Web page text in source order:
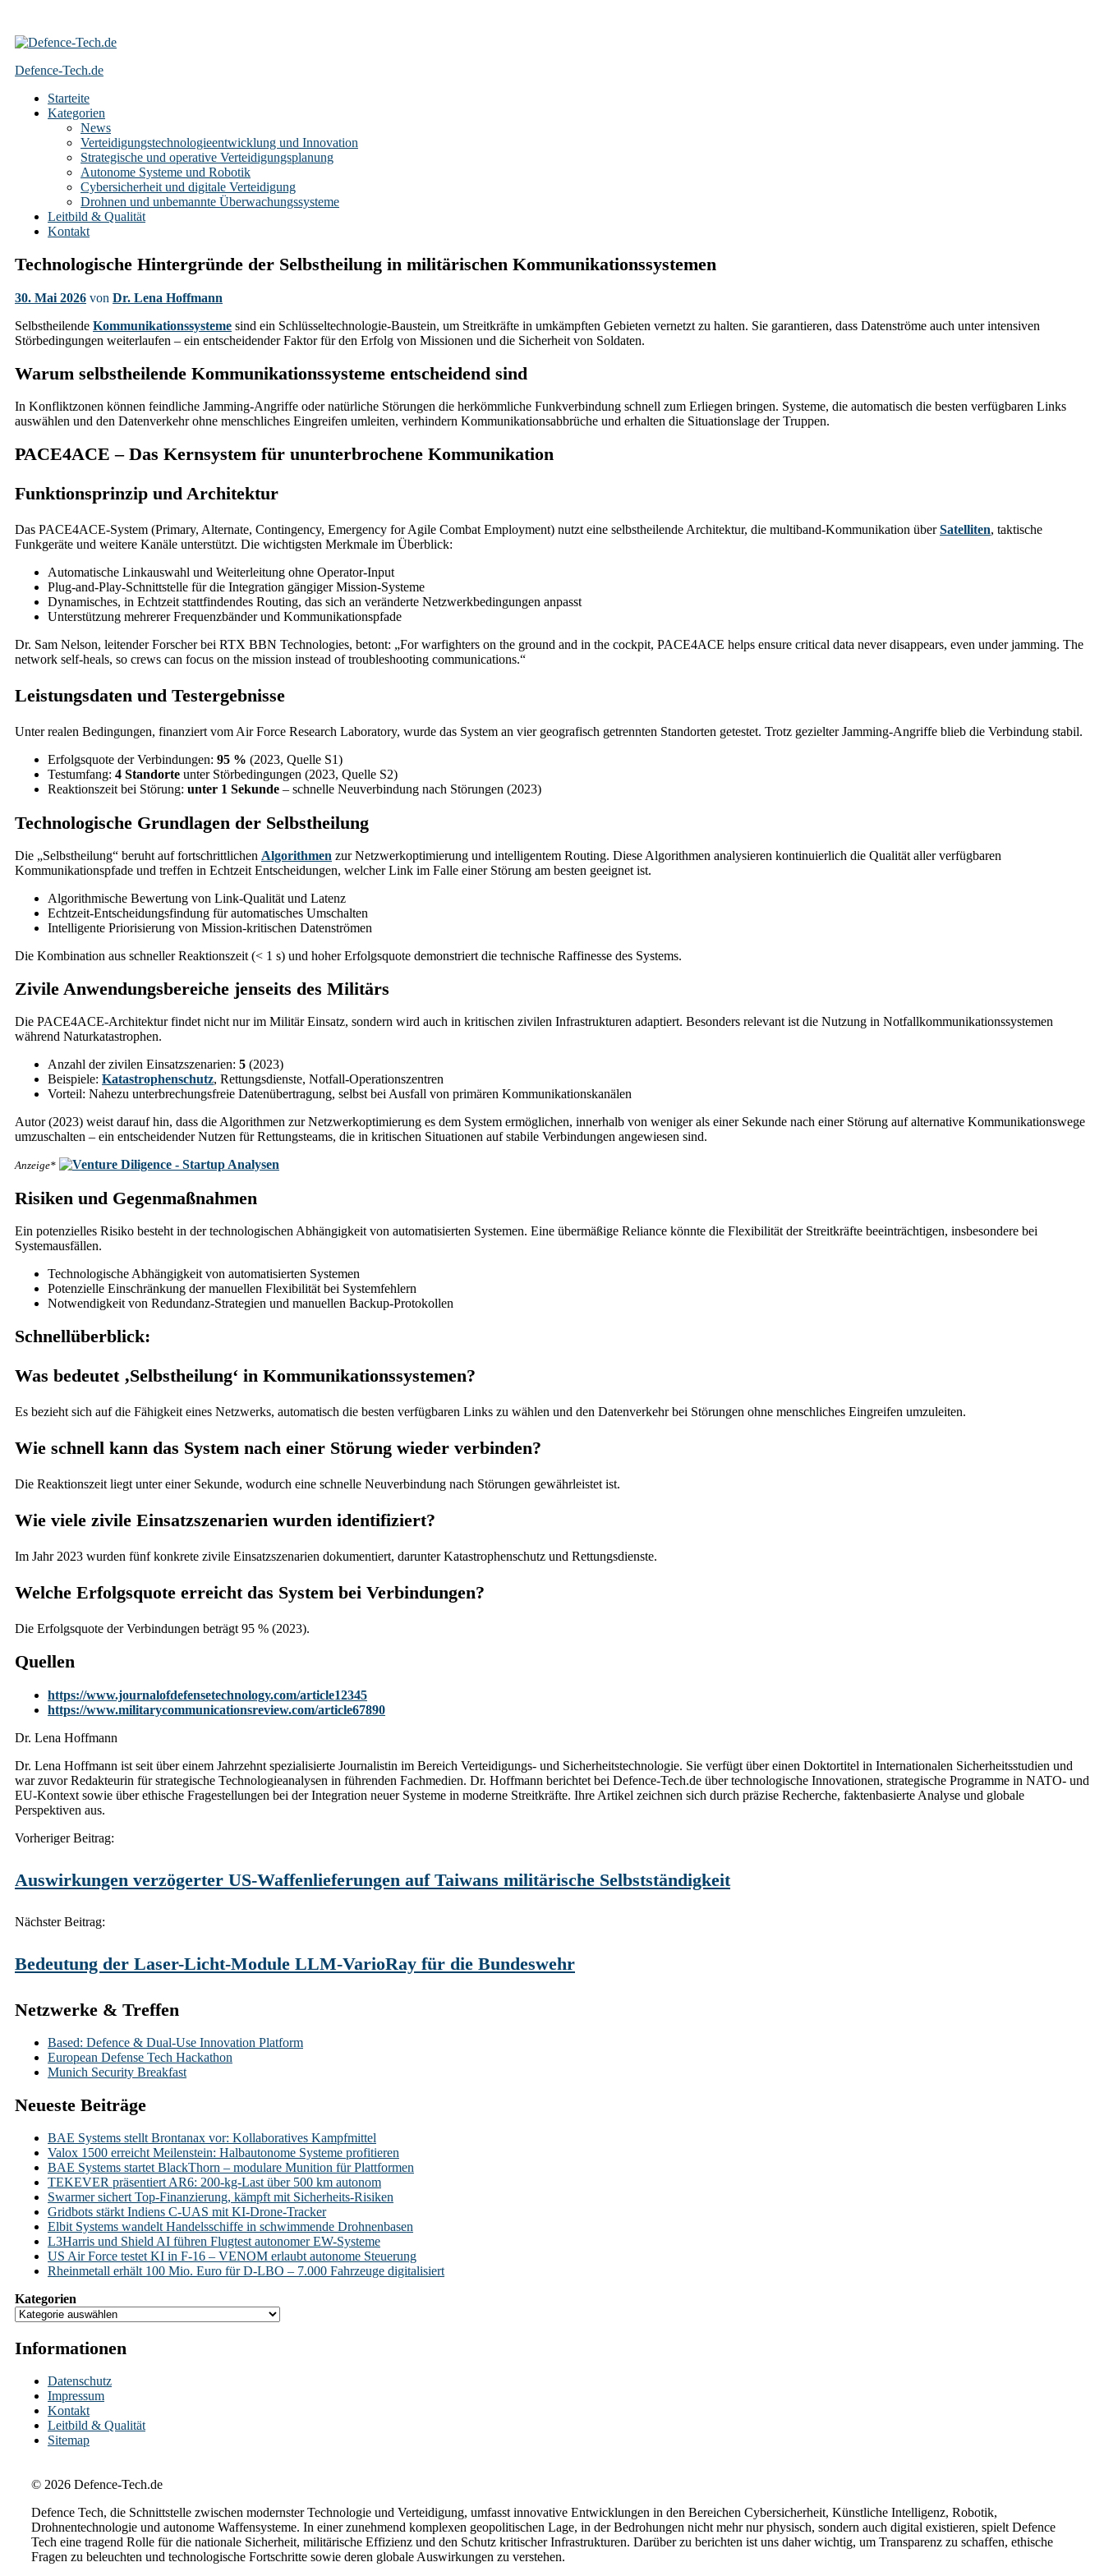
Skip
content
Defence-Tech.de
Starteite
Kategorien
News
Verteidigungstechnologieentwicklung und Innovation
Strategische und operative Verteidigungsplanung
Autonome Systeme und Robotik
Cybersicherheit und digitale Verteidigung
Drohnen und unbemannte Überwachungssysteme
Leitbild & Qualität
Kontakt
Technologische Hintergründe der Selbstheilung in militärischen Kommunikationssystemen
30. Mai 2026 von Dr. Lena Hoffmann
Selbstheilende Kommunikationssysteme sind ein Schlüsseltechnologie-Baustein, um Streitkräfte in umkämpften Gebieten vernetzt zu halten. Sie garantieren, dass Datenströme auch unter intensiven
Störbedingungen weiterlaufen – ein entscheidender Faktor für den Erfolg von Missionen und die Sicherheit von Soldaten.
Warum selbstheilende Kommunikationssysteme entscheidend sind
In Konfliktzonen können feindliche Jamming-Angriffe oder natürliche Störungen die herkömmliche Funkverbindung schnell zum Erliegen bringen. Systeme, die automatisch die besten verfügbaren Links
auswählen und den Datenverkehr ohne menschliches Eingreifen umleiten, verhindern Kommunikationsabbrüche und erhalten die Situationslage der Truppen.
PACE4ACE – Das Kernsystem für ununterbrochene Kommunikation
Funktionsprinzip und Architektur
Das PACE4ACE-System (Primary, Alternate, Contingency, Emergency for Agile Combat Employment) nutzt eine selbstheilende Architektur, die multiband-Kommunikation überSatelliten, taktische
Funkgeräte und weitere Kanäle unterstützt. Die wichtigsten Merkmale im Überblick:
Automatische Linkauswahl und Weiterleitung ohne Operator-Input
Plug-and-Play-Schnittstelle für die Integration gängiger Mission-Systeme
Dynamisches, in Echtzeit stattfindendes Routing, das sich an veränderte Netzwerkbedingungen anpasst
Unterstützung mehrerer Frequenzbänder und Kommunikationspfade
Dr. Sam Nelson, leitender Forscher bei RTX BBN Technologies, betont: „For warfighters on the ground and in the cockpit, PACE4ACE helps ensure critical data never disappears, even under jamming. The
network self-heals, so crews can focus on the mission instead of troubleshooting communications.“
Leistungsdaten und Testergebnisse
Unter realen Bedingungen, finanziert vom Air Force Research Laboratory, wurde das System an vier geografisch getrennten Standorten getestet. Trotz gezielter Jamming-Angriffe blieb die Verbindung stabil.
Erfolgsquote der Verbindungen: 95 % (2023, Quelle S1)
Testumfang: 4 Standorte unter Störbedingungen (2023, Quelle S2)
Reaktionszeit bei Störung: unter 1 Sekunde – schnelle Neuverbindung nach Störungen (2023)
Technologische Grundlagen der Selbstheilung
Die „Selbstheilung“ beruht auf fortschrittlichen Algorithmen zur Netzwerkoptimierung und intelligentem Routing. Diese Algorithmen analysieren kontinuierlich die Qualität aller verfügbaren
Kommunikationspfade und treffen in Echtzeit Entscheidungen, welcher Link im Falle einer Störung am besten geeignet ist.
Algorithmische Bewertung von Link-Qualität und Latenz
Echtzeit-Entscheidungsfindung für automatisches Umschalten
Intelligente Priorisierung von Mission-kritischen Datenströmen
Die Kombination aus schneller Reaktionszeit (< 1 s) und hoher Erfolgsquote demonstriert die technische Raffinesse des Systems.
Zivile Anwendungsbereiche jenseits des Militärs
Die PACE4ACE-Architektur findet nicht nur im Militär Einsatz, sondern wird auch in kritischen zivilen Infrastrukturen adaptiert. Besonders relevant ist die Nutzung in Notfallkommunikationssystemen
während Naturkatastrophen.
Anzahl der zivilen Einsatzszenarien: 5 (2023)
Beispiele: Katastrophenschutz, Rettungsdienste, Notfall-Operationszentren
Vorteil: Nahezu unterbrechungsfreie Datenübertragung, selbst bei Ausfall von primären Kommunikationskanälen
Autor (2023) weist darauf hin, dass die Algorithmen zur Netzwerkoptimierung es dem System ermöglichen, innerhalb von weniger als einer Sekunde nach einer Störung auf alternative Kommunikationswege
umzuschalten – ein entscheidender Nutzen für Rettungsteams, die in kritischen Situationen auf stabile Verbindungen angewiesen sind.
Anzeige*
Risiken und Gegenmaßnahmen
Ein potenzielles Risiko besteht in der technologischen Abhängigkeit von automatisierten Systemen. Eine übermäßige Reliance könnte die Flexibilität der Streitkräfte beeinträchtigen, insbesondere bei
Systemausfällen.
Technologische Abhängigkeit von automatisierten Systemen
Potenzielle Einschränkung der manuellen Flexibilität bei Systemfehlern
Notwendigkeit von Redundanz-Strategien und manuellen Backup-Protokollen
Schnellüberblick:
Was bedeutet ‚Selbstheilung‘ in Kommunikationssystemen?
Es bezieht sich auf die Fähigkeit eines Netzwerks, automatisch die besten verfügbaren Links zu wählen und den Datenverkehr bei Störungen ohne menschliches Eingreifen umzuleiten.
Wie schnell kann das System nach einer Störung wieder verbinden?
Die Reaktionszeit liegt unter einer Sekunde, wodurch eine schnelle Neuverbindung nach Störungen gewährleistet ist.
Wie viele zivile Einsatzszenarien wurden identifiziert?
Im Jahr 2023 wurden fünf konkrete zivile Einsatzszenarien dokumentiert, darunter Katastrophenschutz und Rettungsdienste.
Welche Erfolgsquote erreicht das System bei Verbindungen?
Die Erfolgsquote der Verbindungen beträgt 95 % (2023).
Quellen
https://www.journalofdefensetechnology.com/article12345
https://www.militarycommunicationsreview.com/article67890
Dr. Lena Hoffmann
Dr. Lena Hoffmann ist seit über einem Jahrzehnt spezialisierte Journalistin im Bereich Verteidigungs- und Sicherheitstechnologie. Sie verfügt über einen Doktortitel in Internationalen Sicherheitsstudien und
war zuvor Redakteurin für strategische Technologieanalysen in führenden Fachmedien. Dr. Hoffmann berichtet bei Defence-Tech.de über technologische Innovationen, strategische Programme in NATO- und
EU-Kontext sowie über ethische Fragestellungen bei der Integration neuer Systeme in moderne Streitkräfte. Ihre Artikel zeichnen sich durch präzise Recherche, faktenbasierte Analyse und globale
Perspektiven aus.
Post
Vorheriger Beitrag:
Auswirkungen verzögerter US-Waffenlieferungen auf Taiwans militärische Selbstständigkeit
Nächster Beitrag:
Bedeutung der Laser-Licht-Module LLM-VarioRay für die Bundeswehr
Netzwerke & Treffen
Based: Defence & Dual-Use Innovation Platform
European Defense Tech Hackathon
Munich Security Breakfast
Neueste Beiträge
BAE Systems stellt Brontanax vor: Kollaboratives Kampfmittel
Valox 1500 erreicht Meilenstein: Halbautonome Systeme profitieren
BAE Systems startet BlackThorn – modulare Munition für Plattformen
TEKEVER präsentiert AR6: 200-kg-Last über 500 km autonom
Swarmer sichert Top-Finanzierung, kämpft mit Sicherheits-Risiken
Gridbots stärkt Indiens C-UAS mit KI-Drone-Tracker
Elbit Systems wandelt Handelsschiffe in schwimmende Drohnenbasen
L3Harris und Shield AI führen Flugtest autonomer EW-Systeme
US Air Force testet KI in F-16 – VENOM erlaubt autonome Steuerung
Rheinmetall erhält 100 Mio. Euro für D-LBO – 7.000 Fahrzeuge digitalisiert
Kategorien
Informationen
Datenschutz
Impressum
Kontakt
Leitbild & Qualität
Sitemap
© 2026 Defence-Tech.de
Defence Tech, die Schnittstelle zwischen modernster Technologie und Verteidigung, umfasst innovative Entwicklungen in den Bereichen Cybersicherheit, Künstliche Intelligenz, Robotik,
Drohnentechnologie und autonome Waffensysteme. In einer zunehmend komplexen geopolitischen Lage, in der Bedrohungen nicht mehr nur physisch, sondern auch digital existieren, spielt Defence
Tech eine tragend Rolle für die nationale Sicherheit, militärische Effizienz und den Schutz kritischer Infrastrukturen. Darüber zu berichten ist uns daher wichtig, um Transparenz zu schaffen, ethische
Fragen zu beleuchten und technologische Fortschritte sowie deren globale Auswirkungen zu verstehen.